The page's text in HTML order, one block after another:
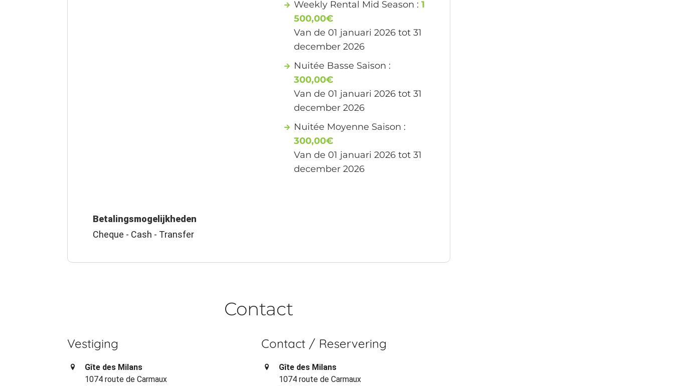
Weekly Rental Mid Season :1
500,00€
Van de 01 januari 2026 tot 31
december 2026
Nuitée Basse Saison :
300,00€
Van de 01 januari 2026 tot 31
december 2026
Nuitée Moyenne Saison :
300,00€
Van de 01 januari 2026 tot 31
december 2026
Betalingsmogelijkheden
Cheque - Cash - Transfer
Contact
Vestiging
Gîte des Milans
1074 route de Carmaux
Contact / Reservering
Gîte des Milans
1074 route de Carmaux